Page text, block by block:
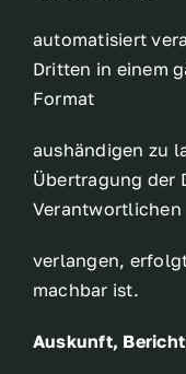
automatisiert
Dritten in einem
Format
aushändigen zu
Übertragung der
Verantwortlichen
verlangen,
machbar ist.
Auskunft,